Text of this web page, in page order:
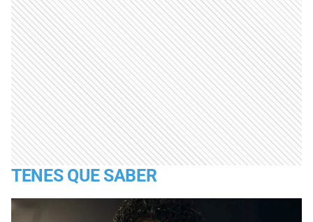
TENES QUE SABER